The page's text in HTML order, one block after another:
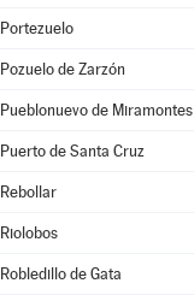
Portezuelo
Pozuelo de Zarzón
Pueblonuevo de Miramontes
Puerto de Santa Cruz
Rebollar
Riolobos
Robledillo de Gata